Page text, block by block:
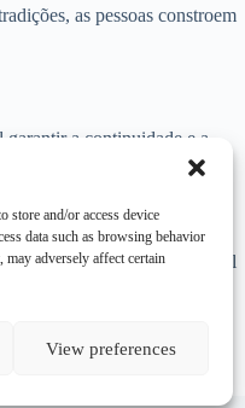
store and/or access device
data such as browsing behavior
adversely affect certain
View preferences
as pessoas constroem
a continuidade e a
variação cultural, é possível